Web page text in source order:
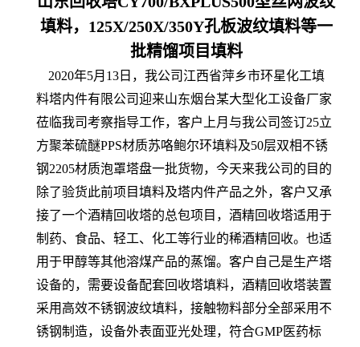
填料，125X/250X/350Y孔板波纹填料等一
批精馏项目填料
2020年5月13日，我公司江西省萍乡市环星化工填
料塔内件有限公司迎来山东烟台某大型化工设备厂家
莅临我司考察指导工作，客户上月与我公司签订25立
方聚苯硫醚PPS材质苏咯鲍尔环填料及50层双相不锈
钢2205材质泡罩塔盘一批货物，今天来我公司的目的
除了验货此前项目填料及塔内件产品之外，客户又承
接了一个酒精回收塔的总包项目，酒精回收塔适用于
制药、食品、轻工、化工等行业的稀酒精回收。也适
用于甲醇等其他溶煤产品的蒸馏。客户自己是生产塔
设备的，需要设备配套回收塔填料，酒精回收塔装置
采用高效不锈钢波纹填料，接触物料部分全部采用不
锈钢制造，设备外表面亚光处理，符合GMP医药标